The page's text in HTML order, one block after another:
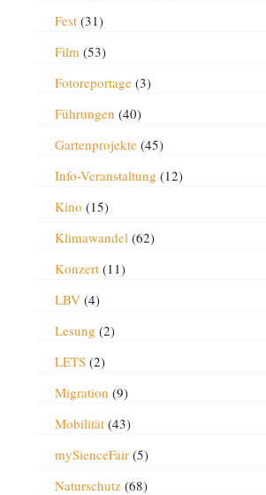
Fest(31)
Film (53)
Fotoreportage(3)
Führungen (40)
Gartenprojekte(45)
Info-Veranstaltung (12)
Kino (15)
Klimawandel (62)
Konzert(11)
LBV(4)
Lesung (2)
LETS(2)
Migration (9)
Mobilität(43)
mySienceFair(5)
Naturschutz(68)